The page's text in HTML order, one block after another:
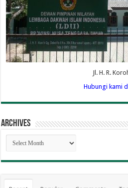
Jl. H. R.
Hubungi kami
Archives
Archives